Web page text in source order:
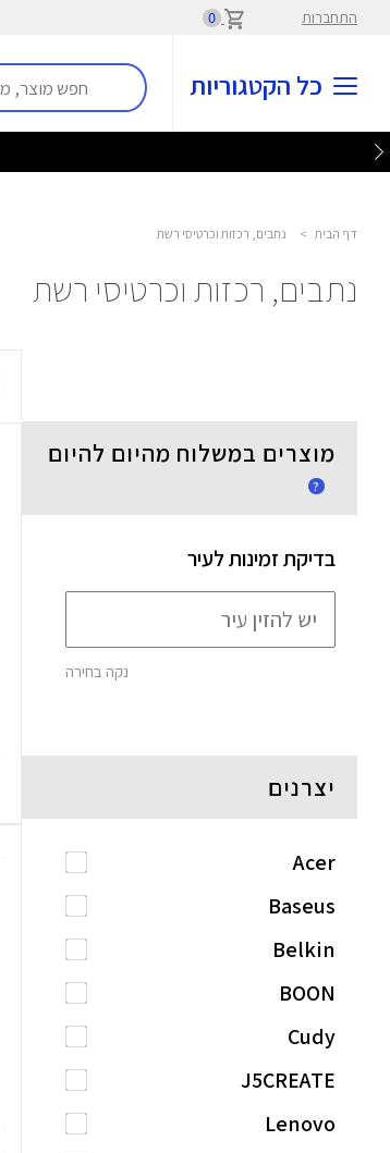
התחברות 0
כל הקטגוריות
דף הבית > נתבים, רכזות וכרטיסי רשת
נתבים, רכזות וכרטיסי רשת
מוצרים במשלוח מהיום להיום
?
בדיקת זמינות לעיר
נקה בחירה
יצרנים
Acer
Baseus
Belkin
BOON
Cudy
J5CREATE
Lenovo